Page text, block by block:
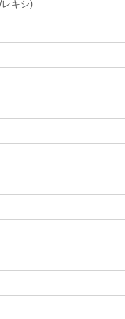
キシ)